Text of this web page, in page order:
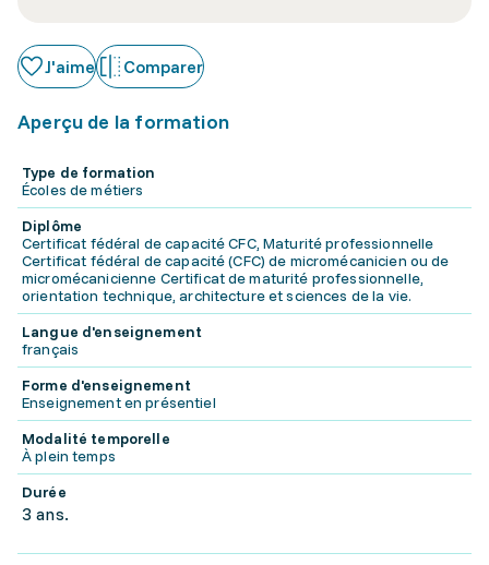
J'aime Comparer
Aperçu de la formation
Type de formation
Écoles de métiers
Diplôme
Certificat fédéral de capacité CFC, Maturité professionnelle
Certificat fédéral de capacité (CFC) de micromécanicien ou de
micromécanicienne Certificat de maturité professionnelle,
orientation technique, architecture et sciences de la vie.
Langue d'enseignement
français
Forme d'enseignement
Enseignement en présentiel
Modalité temporelle
À plein temps
Durée
3 ans.